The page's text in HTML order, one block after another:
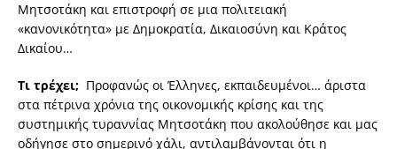
Μητσοτάκη και επιστροφή σε μια πολιτειακή
«κανονικότητα» με Δημοκρατία, Δικαιοσύνη και Κράτος
Δικαίου…
Τι τρέχει; Προφανώς οι Έλληνες, εκπαιδευμένοι… άριστα
στα πέτρινα χρόνια της οικονομικής κρίσης και της
συστημικής τυραννίας Μητσοτάκη που ακολούθησε και μας
οδήγησε στο σημερινό χάλι, αντιλαμβάνονται ότι η